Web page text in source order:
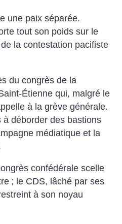
une paix séparée.
tout son poids sur le
la contestation pacifiste
du congrès de la
Étienne qui, malgré le
à la grève générale.
déborder des bastions
médiatique et la
confédérale scelle
; le CDS, lâché par ses
à son noyau